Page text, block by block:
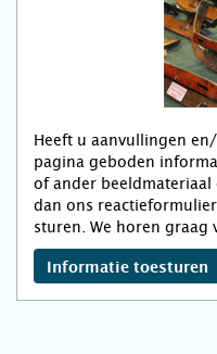
Heeft u aanvullingen
pagina geboden
of ander beeldmateriaal
dan ons
sturen. We horen graag
Informatie toesturen